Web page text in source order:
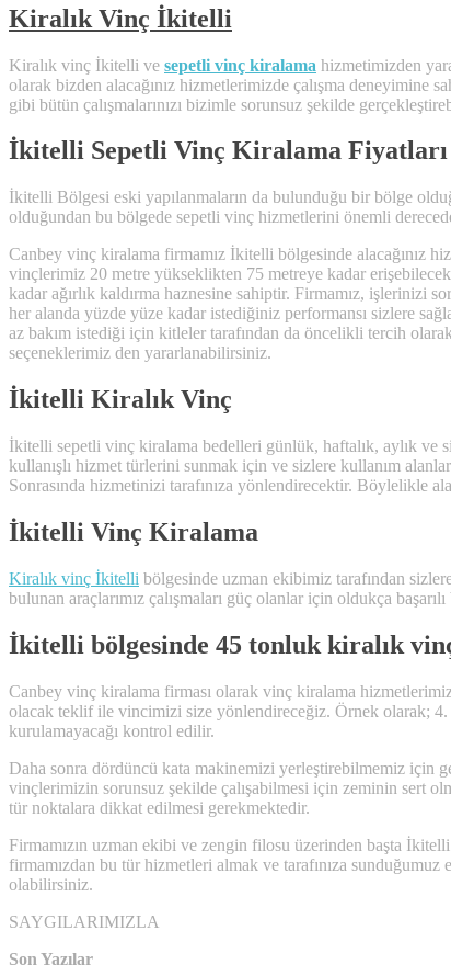
Kiralık Vinç İkitelli
Kiralık vinç İkitelli ve sepetli vinç kiralama hizmetimizden
olarak bizden alacağınız hizmetlerimizde çalışma deneyimine
gibi bütün çalışmalarınızı bizimle sorunsuz şekilde
İkitelli Sepetli Vinç Kiralama Fiyatları
İkitelli Bölgesi eski yapılanmaların da bulunduğu bir bölge
olduğundan bu bölgede sepetli vinç hizmetlerini önemli
Canbey vinç kiralama firmamız İkitelli bölgesinde alacağınız
vinçlerimiz 20 metre yükseklikten 75 metreye kadar
kadar ağırlık kaldırma haznesine sahiptir. Firmamız, işlerinizi
her alanda yüzde yüze kadar istediğiniz performansı sizlere
az bakım istediği için kitleler tarafından da öncelikli tercih
seçeneklerimiz den yararlanabilirsiniz.
İkitelli Kiralık Vinç
İkitelli sepetli vinç kiralama bedelleri günlük, haftalık, aylık ve
kullanışlı hizmet türlerini sunmak için ve sizlere kullanım
Sonrasında hizmetinizi tarafınıza yönlendirecektir. Böylelikle
İkitelli Vinç Kiralama
Kiralık vinç İkitelli bölgesinde uzman ekibimiz tarafından
bulunan araçlarımız çalışmaları güç olanlar için oldukça
İkitelli bölgesinde 45 tonluk kiralık
Canbey vinç kiralama firması olarak vinç kiralama
olacak teklif ile vincimizi size yönlendireceğiz. Örnek olarak; 4.
kurulamayacağı kontrol edilir.
Daha sonra dördüncü kata makinemizi yerleştirebilmemiz için
vinçlerimizin sorunsuz şekilde çalışabilmesi için zeminin sert
tür noktalara dikkat edilmesi gerekmektedir.
Firmamızın uzman ekibi ve zengin filosu üzerinden başta
firmamızdan bu tür hizmetleri almak ve tarafınıza
olabilirsiniz.
SAYGILARIMIZLA
Son Yazılar